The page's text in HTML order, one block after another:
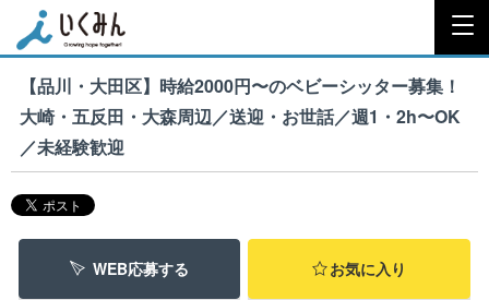
【品川・大田区】時給2000円〜のベビーシッター募集！
大崎・五反田・大森周辺／送迎・お世話／週1・2h〜OK
／未経験歓迎
WEB応募する お気に入り